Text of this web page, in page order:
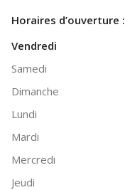
Horaires d’ouverture :
Vendredi
Samedi
Dimanche
Lundi
Mardi
Mercredi
Jeudi